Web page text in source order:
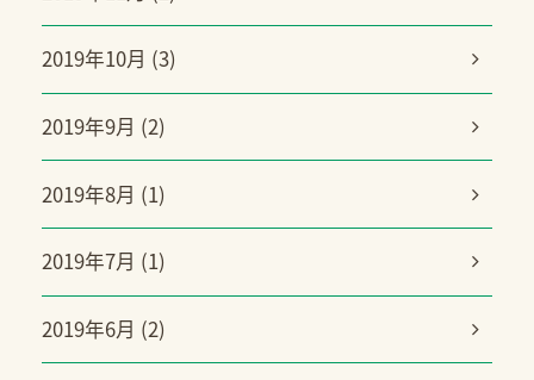
2019年10月 (3)
2019年9月 (2)
2019年8月 (1)
2019年7月 (1)
2019年6月 (2)